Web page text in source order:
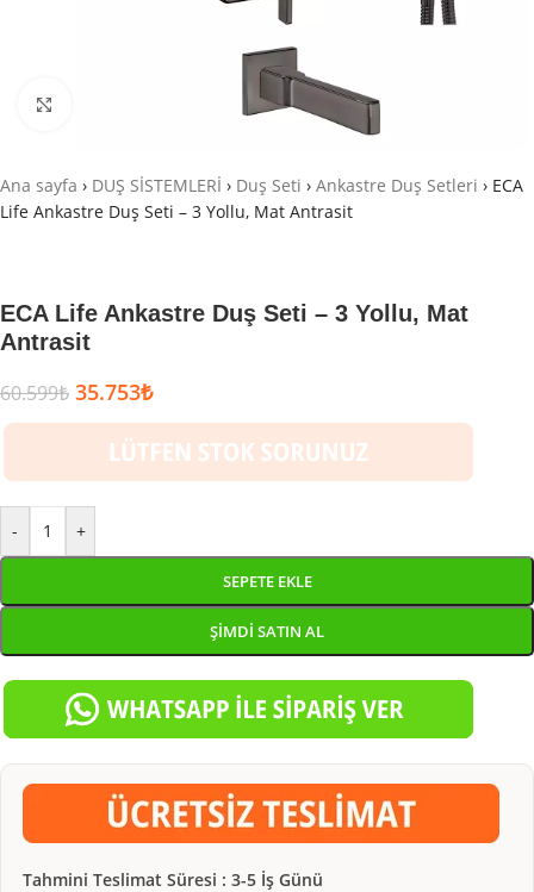
Ana sayfa › DUŞ SİSTEMLERİ › Duş Seti › Ankastre Duş Setleri › ECA
Life Ankastre Duş Seti – 3 Yollu, Mat Antrasit
ECA Life Ankastre Duş Seti – 3 Yollu, Mat
Antrasit
60.599₺ 35.753₺
- +
SEPETE EKLE
ŞIMDI SATIN AL
Tahmini Teslimat Süresi : 3-5 İş Günü